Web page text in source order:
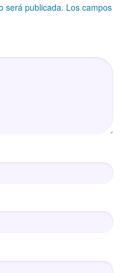
será publicada. Los campos